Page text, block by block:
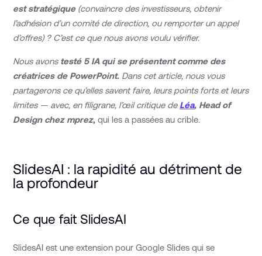
est stratégique(convaincre des investisseurs, obtenir
l’adhésion d’un comité de direction, ou remporter un appel
d’offres) ? C’est ce que nous avons voulu vérifier.
Nous avons testé 5 IA qui se présentent comme des
créatrices de PowerPoint. Dans cet article, nous vous
partagerons ce qu’elles savent faire, leurs points forts et leurs
limites — avec, en filigrane, l’œil critique de Léa, Head of
Design chez mprez,qui les a passées au crible.
SlidesAI : la rapidité au détriment de
la profondeur
Ce que fait SlidesAI
SlidesAI est une extension pour Google Slides qui se